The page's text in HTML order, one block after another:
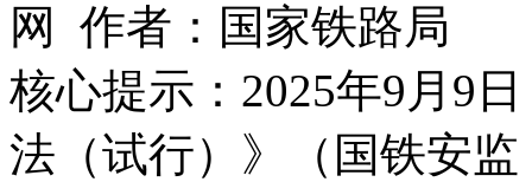
网 作者：国家铁路局
核心提示：2025年9月9
法（试行）》（国铁安